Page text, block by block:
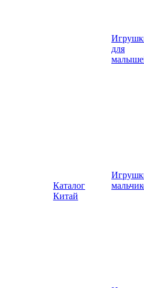
Каталог
Китай
для